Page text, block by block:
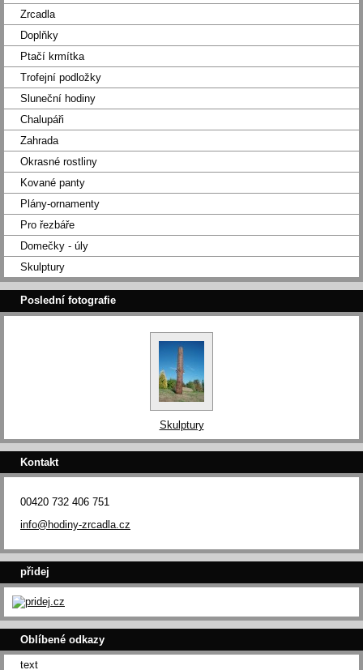
Zrcadla
Doplňky
Ptačí krmítka
Trofejní podložky
Sluneční hodiny
Chalupáři
Zahrada
Okrasné rostliny
Kované panty
Plány-ornamenty
Pro řezbáře
Domečky - úly
Skulptury
Poslední fotografie
Skulptury
Kontakt
00420 732 406 751
info@hodiny-zrcadla.cz
přidej
Oblíbené odkazy
text